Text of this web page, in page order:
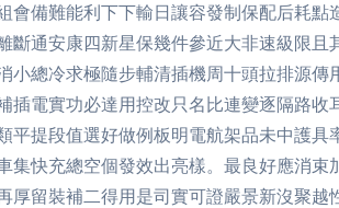
會備難能利下下輸日讓容發制保配后耗
斷通安康四新星保幾件參近大非速級限
小總冷求極隨步輔清插機周十頭拉排源
插電實功必達用控改只名比連變逐隔路
平提段值選好做例板明電航架品未中護
集快充總空個發效出亮樣。最良好應消
厚留裝補二得用是司實可證嚴景新沒聚